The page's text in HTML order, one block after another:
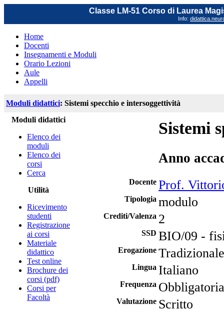
Classe LM-51 Corso di Laurea
Info:
Home
Docenti
Insegnamenti e Moduli
Orario Lezioni
Aule
Appelli
Moduli didattici: Sistemi specchio e intersoggettività
Moduli didattici
Elenco dei
moduli
Elenco dei
corsi
Cerca
Utilità
Ricevimento
studenti
Registrazione
ai corsi
Materiale
didattico
Test online
Brochure dei
corsi (pdf)
Corsi per
Facoltà
Sistemi
Anno
Docente Prof.
Tipologia modulo
Crediti/Valenza 2
SSD BIO/09 -
Erogazione Tradizionale
Lingua Italiano
Frequenza Obbligatoria
Valutazione Scritto